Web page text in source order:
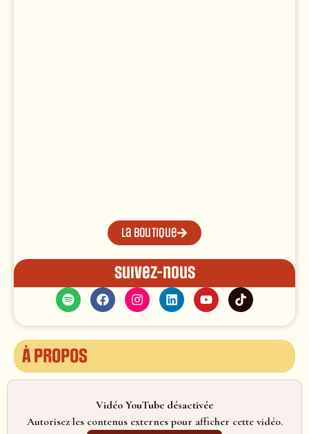
La boutique
Suivez-nous
À propos
Vidéo YouTube désactivée
Autorisez les contenus externes pour afficher cette vidéo.